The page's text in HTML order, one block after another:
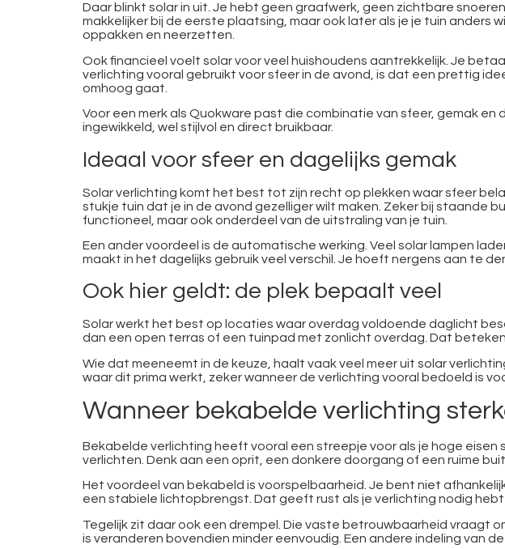
Daar blinkt solar in uit. Je hebt geen graafwerk, geen zichtbare
makkelijker bij de eerste plaatsing, maar ook later als je je tuin anders
oppakken en neerzetten.
Ook financieel voelt solar voor veel huishoudens aantrekkelijk. Je
verlichting vooral gebruikt voor sfeer in de avond, is dat een prettig
omhoog gaat.
Voor een merk als Quokware past die combinatie van sfeer, gemak
ingewikkeld, wel stijlvol en direct bruikbaar.
Ideaal voor sfeer en dagelijks gemak
Solar verlichting komt het best tot zijn recht op plekken waar sfeer
stukje tuin dat je in de avond gezelliger wilt maken. Zeker bij staande
functioneel, maar ook onderdeel van de uitstraling van je tuin.
Een ander voordeel is de automatische werking. Veel solar lampen
maakt in het dagelijks gebruik veel verschil. Je hoeft nergens aan te
Ook hier geldt: de plek bepaalt veel
Solar werkt het best op locaties waar overdag voldoende daglicht
dan een open terras of een tuinpad met zonlicht overdag. Dat
Wie dat meeneemt in de keuze, haalt vaak veel meer uit solar
waar dit prima werkt, zeker wanneer de verlichting vooral bedoeld is
Wanneer bekabelde verlichting
Bekabelde verlichting heeft vooral een streepje voor als je hoge
verlichten. Denk aan een oprit, een donkere doorgang of een ruime
Het voordeel van bekabeld is voorspelbaarheid. Je bent niet
een stabiele lichtopbrengst. Dat geeft rust als je verlichting nodig
Tegelijk zit daar ook een drempel. Die vaste betrouwbaarheid vraagt
is veranderen bovendien minder eenvoudig. Een andere indeling van